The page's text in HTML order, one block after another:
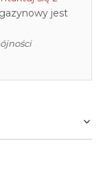
jest